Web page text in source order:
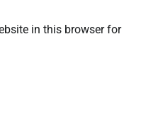
in this browser for